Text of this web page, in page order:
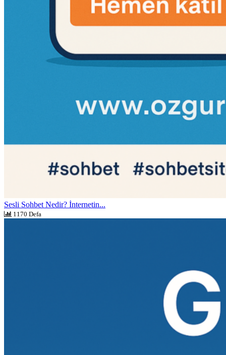
Sesli Sohbet Nedir? İnternetin...
1170 Defa